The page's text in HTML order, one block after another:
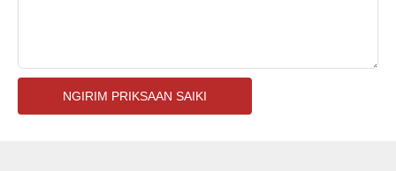
NGIRIM PRIKSAAN SAIKI